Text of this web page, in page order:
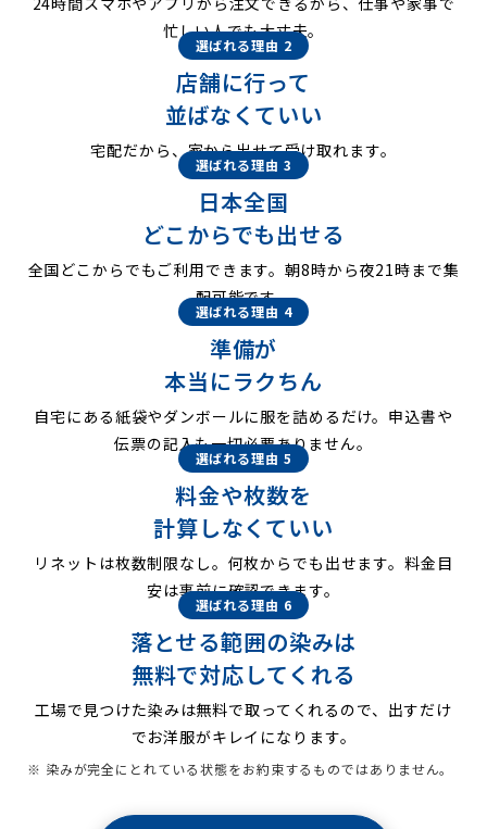
忙しい人でも大丈夫。
選ばれる理由 2
店舗に行って
並ばなくていい
宅配だから、家から出せて受け取れます。
選ばれる理由 3
日本全国
どこからでも出せる
全国どこからでもご利用できます。朝8時から夜21時まで集
配可能です。
選ばれる理由 4
準備が
本当にラクちん
自宅にある紙袋やダンボールに服を詰めるだけ。申込書や
伝票の記入も一切必要ありません。
選ばれる理由 5
料金や枚数を
計算しなくていい
リネットは枚数制限なし。何枚からでも出せます。料金目
安は事前に確認できます。
選ばれる理由 6
落とせる範囲の染みは
無料で対応してくれる
工場で見つけた染みは無料で取ってくれるので、出すだけ
でお洋服がキレイになります。
※ 染みが完全にとれている状態をお約束するものではありません。